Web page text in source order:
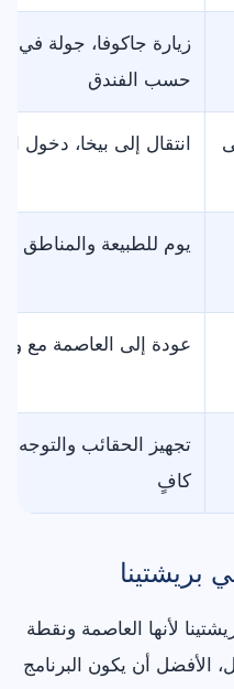
زيارة جاكوفا، جولة في
حسب الفندق
انتقال إلى بيخا، دخول
يوم للطبيعة والمناطق
عودة إلى العاصمة مع
تجهيز الحقائب
كافٍ
بريشتينا
لأنها العاصمة ونقطة
الأفضل أن يكون البرنامج